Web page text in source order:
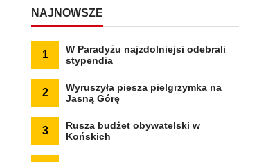
NAJNOWSZE
1
W Paradyżu najzdolniejsi odebrali
stypendia
2
Wyruszyła piesza pielgrzymka na
Jasną Górę
3
Rusza budżet obywatelski w
Końskich